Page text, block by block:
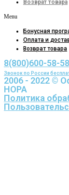
Возврат товара
Menu
Бонусная
Оплата и
Возврат товара
8(800)600-58-58
Звонок по России
2006 - 2022 ©
НОРА
Политика